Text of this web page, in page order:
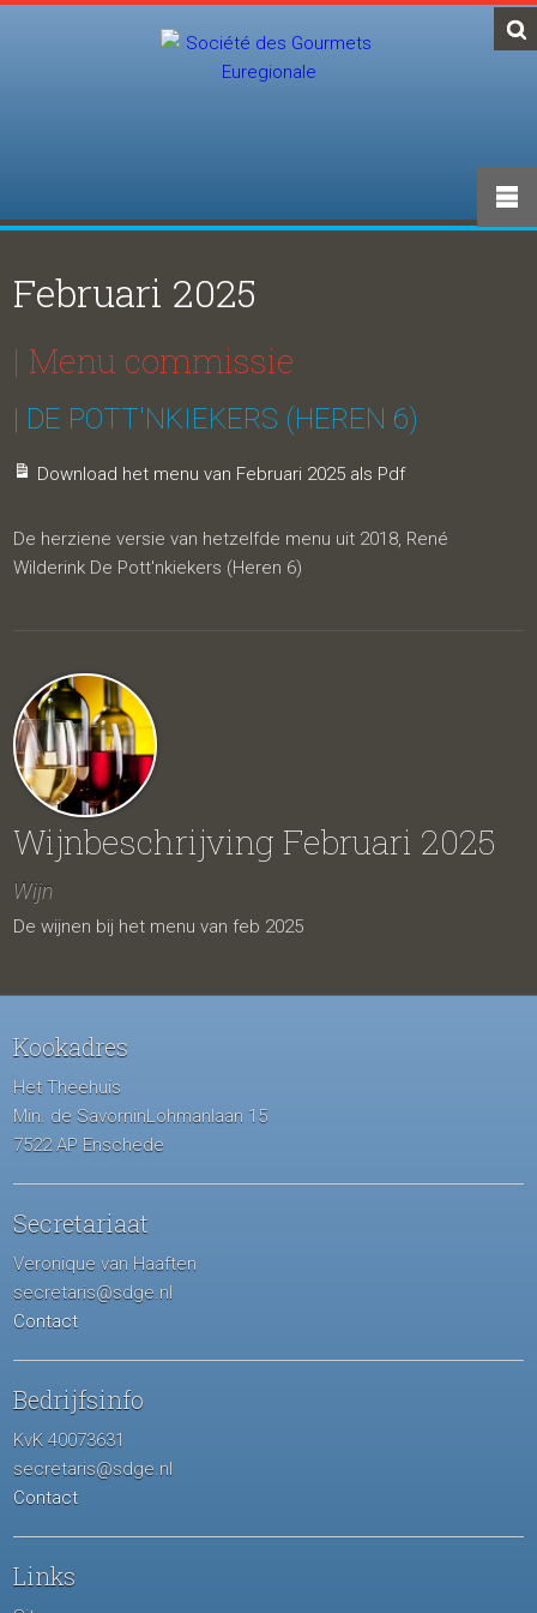
Februari 2025
| Menu commissie
| DE POTT'NKIEKERS (HEREN 6)
Download het menu van Februari 2025 als Pdf
De herziene versie van hetzelfde menu uit 2018, René
Wilderink De Pott'nkiekers (Heren 6)
Wijnbeschrijving Februari 2025
Wijn
De wijnen bij het menu van feb 2025
Kookadres
Het Theehuis
Min. de SavorninLohmanlaan 15
7522 AP Enschede
Secretariaat
Veronique van Haaften
secretaris@sdge.nl
Contact
Bedrijfsinfo
KvK 40073631
secretaris@sdge.nl
Contact
Links